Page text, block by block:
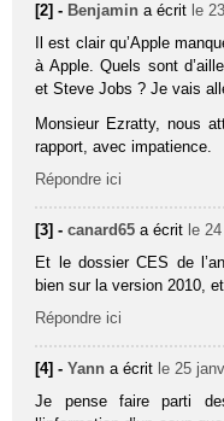
[2] - Benjamin a écrit le
Il est clair qu’Apple
à Apple. Quels sont
et Steve Jobs ? Je vais
Monsieur Ezratty, nous
rapport, avec impatience.
Répondre ici
[3] -canard65 a écrit le
Et le dossier CES de
bien sur la version 2010,
Répondre ici
[4] -Yann a écrit le 25
Je pense faire parti